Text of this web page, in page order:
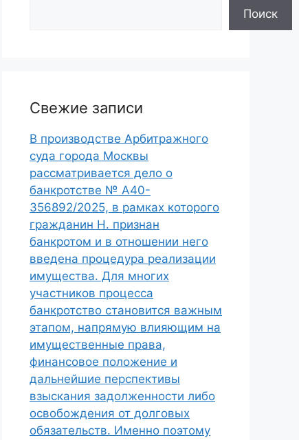
Поиск
Свежие записи
В производстве Арбитражного
суда города Москвы
рассматривается дело о
банкротстве № А40-
356892/2025, в рамках которого
гражданин Н. признан
банкротом и в отношении него
введена процедура реализации
имущества. Для многих
участников процесса
банкротство становится важным
этапом, напрямую влияющим на
имущественные права,
финансовое положение и
дальнейшие перспективы
взыскания задолженности либо
освобождения от долговых
обязательств. Именно поэтому